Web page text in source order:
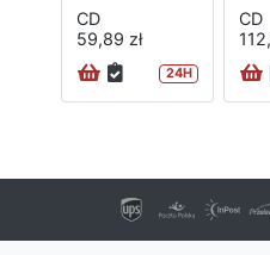
CD
59,89 zł
24H
CD